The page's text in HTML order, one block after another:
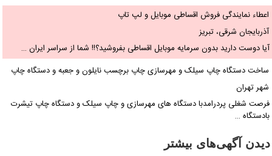
نمایندگی فروش اقساطی موبایل و لپ تاپ
شرقی، تبریز
دوست دارید بدون سرمایه موبایل اقساطی بفروشید؟!! شما از سراسر ایران …
دستگاه چاپ سیلک و مهرسازی چاپ برچسب نایلون و جعبه و دستگاه چاپ
تهران
شغلی پردرامدبا دستگاه های مهرسازی و چاپ سیلک و دستگاه چاپ تیشرت
…
آگهی‌های بیشتر